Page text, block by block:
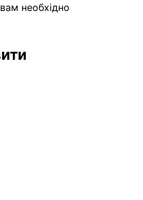
необхідно